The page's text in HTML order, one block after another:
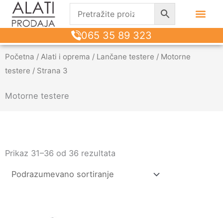
065 35 89 323
Početna / Alati i oprema / Lančane testere / Motorne
testere / Strana 3
Motorne testere
Prikaz 31–36 od 36 rezultata